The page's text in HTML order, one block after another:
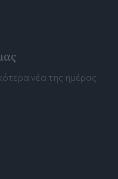
νέα της ημέρας